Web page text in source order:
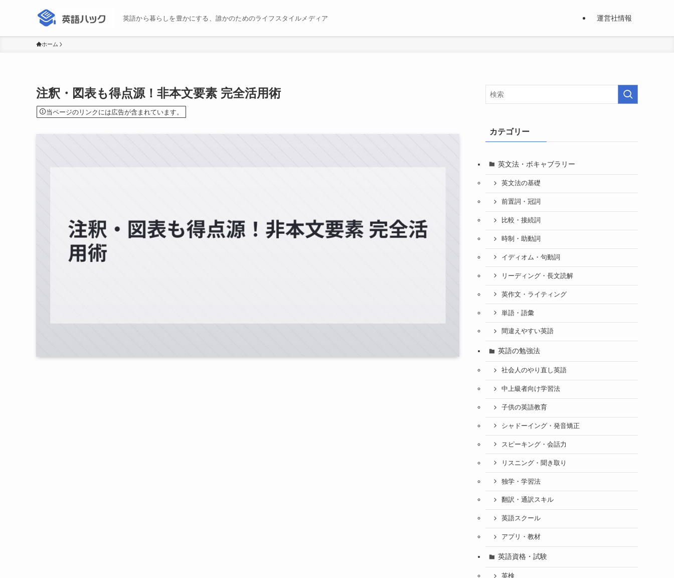
英語から暮らしを豊かにする、誰かのためのライフスタイルメディア 運営社情報
ホーム
注釈・図表も得点源！非本文要素 完全活用術
当ページのリンクには広告が含まれています。
カテゴリー
英文法・ボキャブラリー
英文法の基礎
前置詞・冠詞
比較・接続詞
時制・助動詞
イディオム・句動詞
リーディング・長文読解
英作文・ライティング
単語・語彙
間違えやすい英語
英語の勉強法
社会人のやり直し英語
中上級者向け学習法
子供の英語教育
シャドーイング・発音矯正
スピーキング・会話力
リスニング・聞き取り
独学・学習法
翻訳・通訳スキル
英語スクール
アプリ・教材
英語資格・試験
英検